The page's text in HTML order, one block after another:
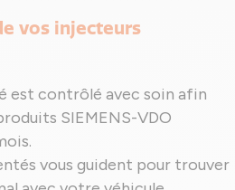
vos injecteurs
est contrôlé avec soin afin
SIEMENS-VDO
vous guident pour trouver